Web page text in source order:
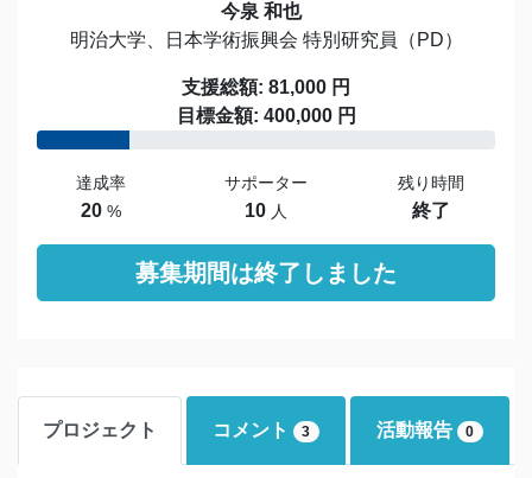
今泉 和也
明治大学、日本学術振興会 特別研究員（PD）
支援総額: 81,000 円
目標金額: 400,000 円
達成率
20 %
サポーター
10 人
残り時間
終了
募集期間は終了しました
プロジェクト コメント 3 活動報告 0